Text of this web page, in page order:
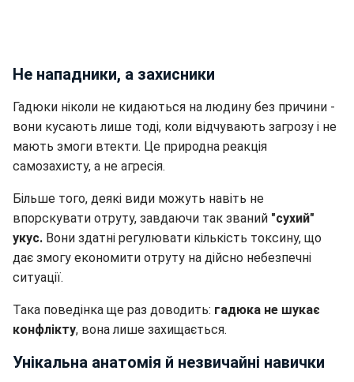
Не нападники, а захисники
Гадюки ніколи не кидаються на людину без причини -
вони кусають лише тоді, коли відчувають загрозу і не
мають змоги втекти. Це природна реакція
самозахисту, а не агресія.
Більше того, деякі види можуть навіть не
впорскувати отруту, завдаючи так званий "сухий"
укус. Вони здатні регулювати кількість токсину, що
дає змогу економити отруту на дійсно небезпечні
ситуації.
Така поведінка ще раз доводить: гадюка не шукає
конфлікту, вона лише захищається.
Унікальна анатомія й незвичайні навички